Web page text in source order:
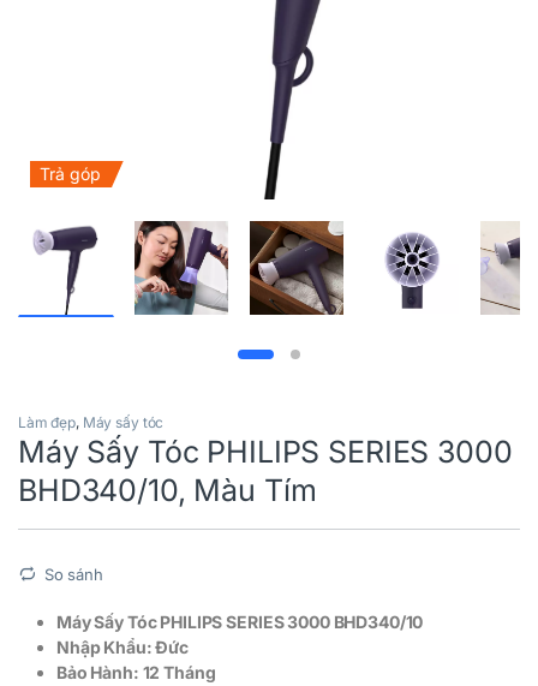
Trả góp
Làm đẹp, Máy sấy tóc
Máy Sấy Tóc PHILIPS SERIES 3000
BHD340/10, Màu Tím
So sánh
Máy Sấy Tóc PHILIPS SERIES 3000 BHD340/10
Nhập Khẩu: Đức
Bảo Hành: 12 Tháng